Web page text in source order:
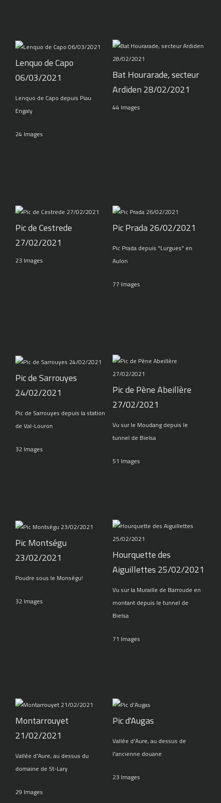
Lenquo de Capo
06/03/2021
Lenquo de Capo depuis Piau
Engaly
24 Images
Bat Hourarade, secteur
Ardiden 28/02/2021
44 Images
Pic de Cestrede
27/02/2021
23 Images
Pic Prada 26/02/2021
Pic Prada depuis "Lurgues" en
Aulon
77 Images
Pic de Sarrouyes
24/02/2021
Pic de Sarrouyes depuis la station
de Val-Louron
32 Images
Pic de Pène Abeillère
27/02/2021
Vu sur le Moudang depuis le
tunnel de Bielsa
51 Images
Pic Montségu
23/02/2021
Poudre sous le Monségu!
32 Images
Hourquette des
Aiguillettes 25/02/2021
Vu sur la Muraille de Barroude en
montant depuis le tunnel de
Bielsa
71 Images
Montarrouyet
21/02/2021
Vallée d'Aure, au dessus du
domaine de St-Lary
29 Images
Pic d'Augas
Vallée d'Aure, au dessus de
l'ancienne douane
23 Images